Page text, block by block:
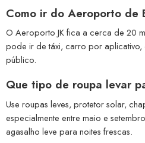
Como ir do Aeroporto de
O Aeroporto JK fica a cerca de 20
pode ir de táxi, carro por aplicativo,
público.
Que tipo de roupa levar
Use roupas leves, protetor solar,
especialmente entre maio e
agasalho leve para noites frescas.